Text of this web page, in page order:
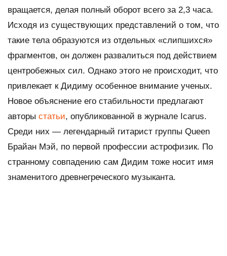
вращается, делая полный оборот всего за 2,3 часа.
Исходя из существующих представлений о том, что
такие тела образуются из отдельных «слипшихся»
фрагментов, он должен развалиться под действием
центробежных сил. Однако этого не происходит, что
привлекает к Дидиму особенное внимание ученых.
Новое объяснение его стабильности предлагают
авторы статьи, опубликованной в журнале Icarus.
Среди них — легендарный гитарист группы Queen
Брайан Мэй, по первой профессии астрофизик. По
странному совпадению сам Дидим тоже носит имя
знаменитого древнегреческого музыканта.